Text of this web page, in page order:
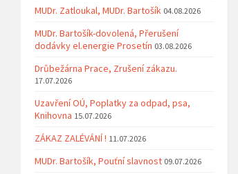
MUDr. Zatloukal, MUDr. Bartošík 04.08.2026
MUDr. Bartošík-dovolená, Přerušení
dodávky el.energie Prosetín 03.08.2026
Drůbežárna Prace, Zrušení zákazu.
17.07.2026
Uzavření OÚ, Poplatky za odpad, psa,
Knihovna 15.07.2026
ZÁKAZ ZALÉVÁNÍ ! 11.07.2026
MUDr. Bartošík, Pouťní slavnost 09.07.2026